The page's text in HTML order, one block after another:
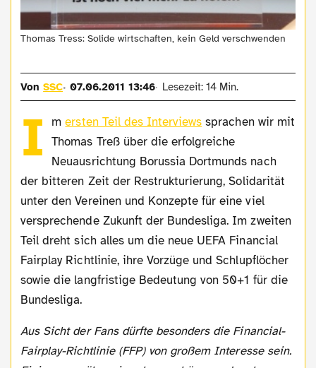
Thomas Tress: Solide wirtschaften, kein Geld verschwenden
VonSSC 07.06.2011 13:46 Lesezeit: 14 Min.
I mersten Teil des Interviews sprachen wir mit
Thomas Treß über die erfolgreiche
Neuausrichtung Borussia Dortmunds nach
der bitteren Zeit der Restrukturierung, Solidarität
unter den Vereinen und Konzepte für eine viel
versprechende Zukunft der Bundesliga. Im zweiten
Teil dreht sich alles um die neue UEFA Financial
Fairplay Richtlinie, ihre Vorzüge und Schlupflöcher
sowie die langfristige Bedeutung von 50+1 für die
Bundesliga.
Aus Sicht der Fans dürfte besonders die Financial-
Fairplay-Richtlinie (FFP) von großem Interesse sein.